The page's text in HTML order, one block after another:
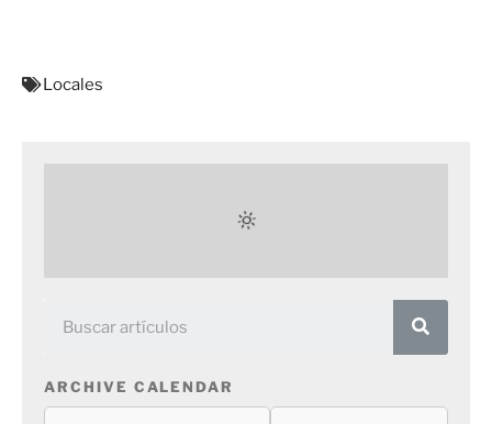
Locales
ARCHIVE CALENDAR